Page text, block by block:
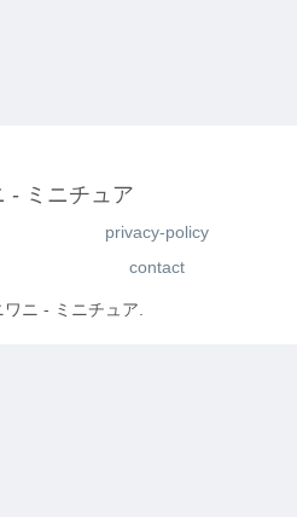
- ミニチュア
privacy-policy
contact
ニ - ミニチュア.